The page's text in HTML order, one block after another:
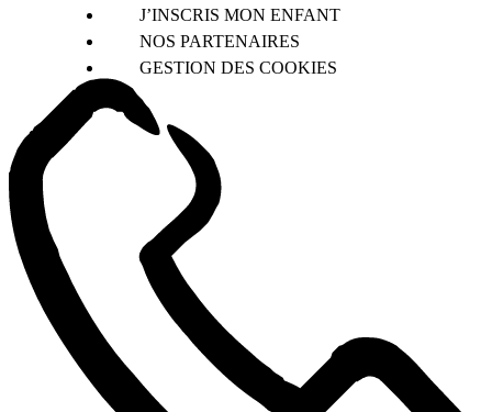
J’INSCRIS MON ENFANT
NOS PARTENAIRES
GESTION DES COOKIES